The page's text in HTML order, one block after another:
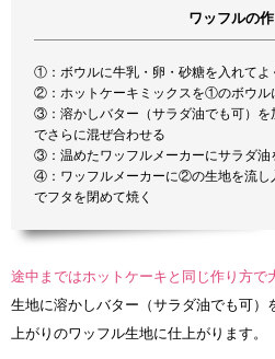
ワッフルの
①：ボウルに牛乳・卵・砂糖を入れてよ
②：ホットケーキミックスを①のボウル
③：溶かしバター（サラダ油でも可）を
でさらに混ぜ合わせる
③：温めたワッフルメーカーにサラダ油
④：ワッフルメーカーに②の生地を流し
でフタを閉めて焼く
途中まではホットケーキと同じ作り方で
生地に溶かしバター（サラダ油でも可）
上がりのワッフル生地に仕上がります。